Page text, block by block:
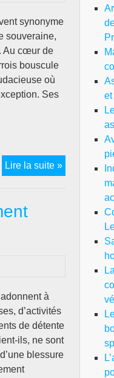
pour
synonyme
souveraine,
Au cœur de
bouscule
où
Ses
Lire la suite »Marc-
Antoine
parfumerie
à
d’activités
de détente
ils, ne sont
blessure